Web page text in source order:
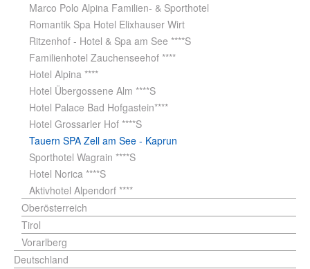
Marco Polo Alpina Familien- & Sporthotel
Romantik Spa Hotel Elixhauser Wirt
Ritzenhof - Hotel & Spa am See ****S
Familienhotel Zauchenseehof ****
Hotel Alpina ****
Hotel Übergossene Alm ****S
Hotel Palace Bad Hofgastein****
Hotel Grossarler Hof ****S
Tauern SPA Zell am See - Kaprun
Sporthotel Wagrain ****S
Hotel Norica ****S
Aktivhotel Alpendorf ****
Oberösterreich
Tirol
Vorarlberg
Deutschland